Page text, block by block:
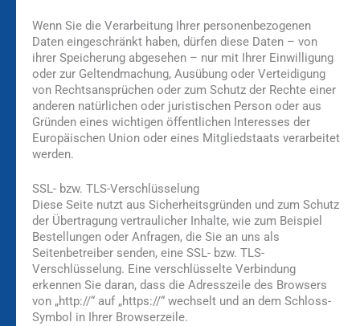
Wenn Sie die Verarbeitung Ihrer personenbezogenen
Daten eingeschränkt haben, dürfen diese Daten – von
ihrer Speicherung abgesehen – nur mit Ihrer Einwilligung
oder zur Geltendmachung, Ausübung oder Verteidigung
von Rechtsansprüchen oder zum Schutz der Rechte einer
anderen natürlichen oder juristischen Person oder aus
Gründen eines wichtigen öffentlichen Interesses der
Europäischen Union oder eines Mitgliedstaats verarbeitet
werden.
SSL- bzw. TLS-Verschlüsselung
Diese Seite nutzt aus Sicherheitsgründen und zum Schutz
der Übertragung vertraulicher Inhalte, wie zum Beispiel
Bestellungen oder Anfragen, die Sie an uns als
Seitenbetreiber senden, eine SSL- bzw. TLS-
Verschlüsselung. Eine verschlüsselte Verbindung
erkennen Sie daran, dass die Adresszeile des Browsers
von „http://“ auf „https://“ wechselt und an dem Schloss-
Symbol in Ihrer Browserzeile.